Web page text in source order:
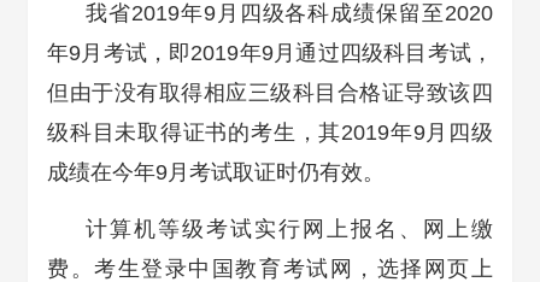
我省2019年9月四级各科成绩保留至2020
年9月考试，即2019年9月通过四级科目考试，
但由于没有取得相应三级科目合格证导致该四
级科目未取得证书的考生，其2019年9月四级
成绩在今年9月考试取证时仍有效。
计算机等级考试实行网上报名、网上缴
费。考生登录中国教育考试网，选择网页上